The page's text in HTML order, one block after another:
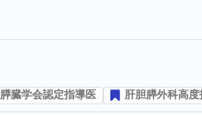
膵臓学会認定指導医 肝胆膵外科高